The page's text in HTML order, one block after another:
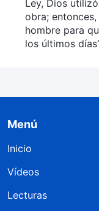
Ley, Dios
obra;
hombre para
los últimos
Menú
Inicio
Vídeos
Lecturas